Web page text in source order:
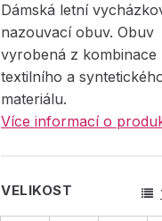
Dámská letní
nazouvací obuv. Obuv
vyrobená z kombinace
textilního a
materiálu.
Více informací o
VELIKOST